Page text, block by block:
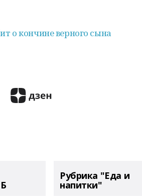
о кончине верного сына
Рубрика "Еда и
напитки"